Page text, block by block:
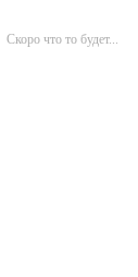
Скоро что то будет...